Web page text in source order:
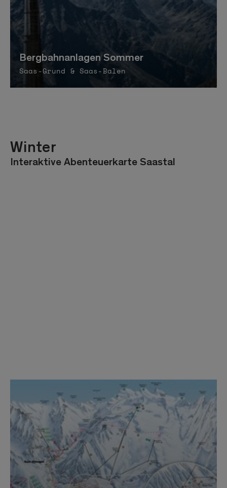
Bergbahnanlagen Sommer
Saas-Grund & Saas-Balen
Winter
Interaktive Abenteuerkarte Saastal